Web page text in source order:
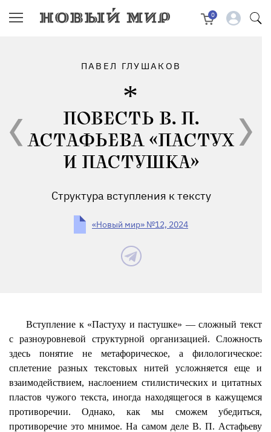
0
ПАВЕЛ ГЛУШАКОВ
ПОВЕСТЬ В. П.
АСТАФЬЕВА «ПАСТУХ
И ПАСТУШКА»
Структура вступления к тексту
«Новый мир» №12, 2024
Вступление к «Пастуху и пастушке» — сложный текст
с разноуровневой структурной организацией. Сложность
здесь понятие не метафорическое, а филологическое:
сплетение разных текстовых нитей усложняется еще и
взаимодействием, наслоением стилистических и цитатных
пластов чужого текста, иногда находящегося в кажущемся
противоречии. Однако, как мы сможем убедиться,
противоречие это мнимое. На самом деле В. П. Астафьеву